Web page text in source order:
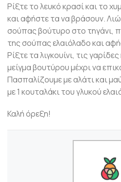
Ρίξτε το λευκό κρασί και το
και αφήστε τα να βράσουν.
σούπας βούτυρο στο τηγάνι,
της σούπας ελαιόλαδο και
Ρίξτε τα λιγκουίνι, τις
μείγμα βουτύρου μέχρι να
Πασπαλίζουμε με αλάτι και
με 1 κουταλάκι του γλυκού
Καλή όρεξη!